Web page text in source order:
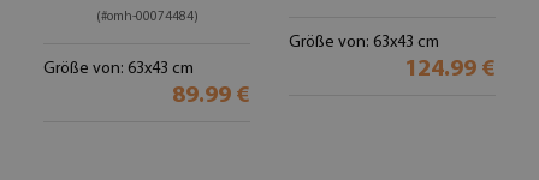
(#omh-00074484)
Größe von: 63x43 cm
89.99 €
Größe von: 63x43 cm
124.99 €